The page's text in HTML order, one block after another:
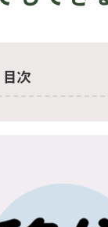
目次
①住居費が抑えられ